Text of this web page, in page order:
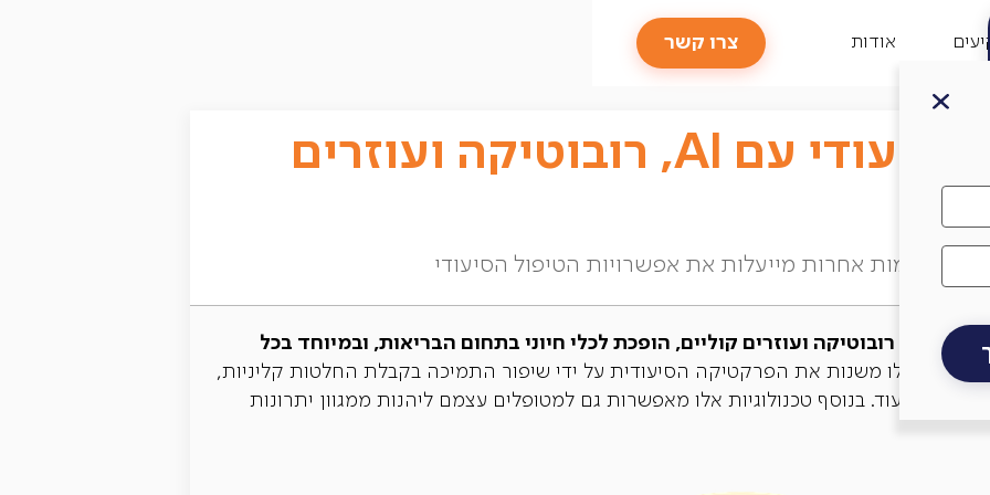
אודות צרו קשר
שיפור הטיפול הסיעודי עם AI, רובוטיקה ועוזרים
מתקדמות אחרות מייעלות את אפשרויות הטיפול הסיעודי
רובוטיקה ועוזרים קוליים, הופכת לכלי חיוני בתחום הבריאות, ובמיוחד בכל
חדשניות אלו משנות את הפרקטיקה הסיעודית על ידי שיפור התמיכה בקבלת החלטות קליניות,
ניהול הסיעוד. בנוסף טכנולוגיות אלו מאפשרות גם למטופלים עצמם ליהנות ממגוון יתרונות